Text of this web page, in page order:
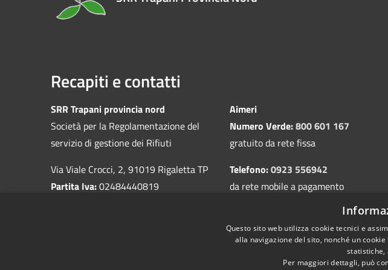
Recapiti e contatti
SRR Trapani provincia nord
Società per la Regolamentazione del
servizio di gestione dei Rifiuti
Via Viale Crocci, 2, 91019 Rigaletta TP
Partita Iva:02484440819
Aimeri
Numero Verde:800 601 167
gratuito da rete fissa
Telefono:0923 556942
da rete mobile a pagamento
Questo sito web utilizza cookie tecnici e
alla navigazione del sito, nonché un
statistiche,
Per maggiori dettagli, può